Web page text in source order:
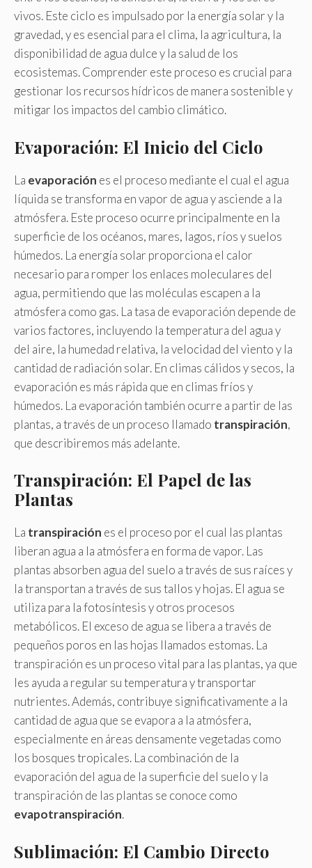
vivos. Este ciclo es impulsado por la energía solar y la
gravedad, y es esencial para el clima, la agricultura, la
disponibilidad de agua dulce y la salud de los
ecosistemas. Comprender este proceso es crucial para
gestionar los recursos hídricos de manera sostenible y
mitigar los impactos del cambio climático.
Evaporación: El Inicio del Ciclo
La evaporación es el proceso mediante el cual el agua
líquida se transforma en vapor de agua y asciende a la
atmósfera. Este proceso ocurre principalmente en la
superficie de los océanos, mares, lagos, ríos y suelos
húmedos. La energía solar proporciona el calor
necesario para romper los enlaces moleculares del
agua, permitiendo que las moléculas escapen a la
atmósfera como gas. La tasa de evaporación depende de
varios factores, incluyendo la temperatura del agua y
del aire, la humedad relativa, la velocidad del viento y la
cantidad de radiación solar. En climas cálidos y secos, la
evaporación es más rápida que en climas fríos y
húmedos. La evaporación también ocurre a partir de las
plantas, a través de un proceso llamado transpiración,
que describiremos más adelante.
Transpiración: El Papel de las
Plantas
La transpiración es el proceso por el cual las plantas
liberan agua a la atmósfera en forma de vapor. Las
plantas absorben agua del suelo a través de sus raíces y
la transportan a través de sus tallos y hojas. El agua se
utiliza para la fotosíntesis y otros procesos
metabólicos. El exceso de agua se libera a través de
pequeños poros en las hojas llamados estomas. La
transpiración es un proceso vital para las plantas, ya que
les ayuda a regular su temperatura y transportar
nutrientes. Además, contribuye significativamente a la
cantidad de agua que se evapora a la atmósfera,
especialmente en áreas densamente vegetadas como
los bosques tropicales. La combinación de la
evaporación del agua de la superficie del suelo y la
transpiración de las plantas se conoce como
evapotranspiración.
Sublimación: El Cambio Directo